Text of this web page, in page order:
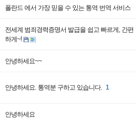
폴란드 에서 가장 믿을 수 있는 통역 번역 서비스
전세계 범죄경력증명서 발급을 쉽고 빠르게, 간편
하게~!
안녕하세요~~
안녕하세요. 통역분 구하고 있습니다. 1
안녕하세요